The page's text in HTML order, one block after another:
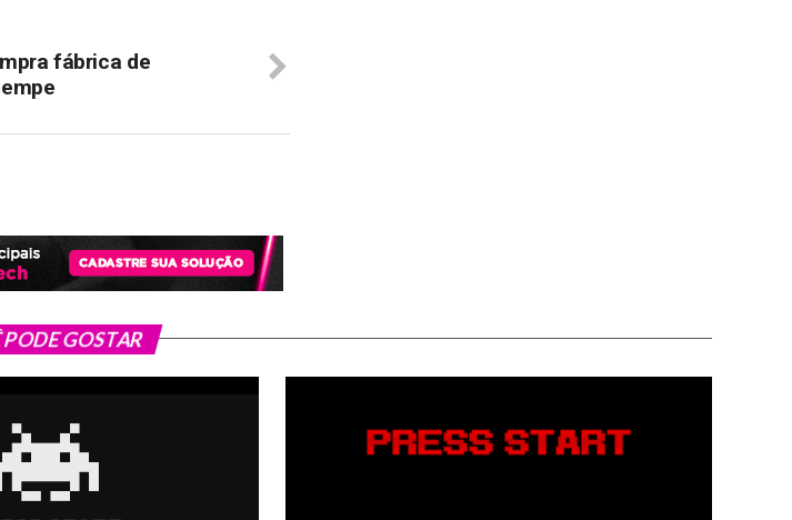
fábrica de
PODE GOSTAR